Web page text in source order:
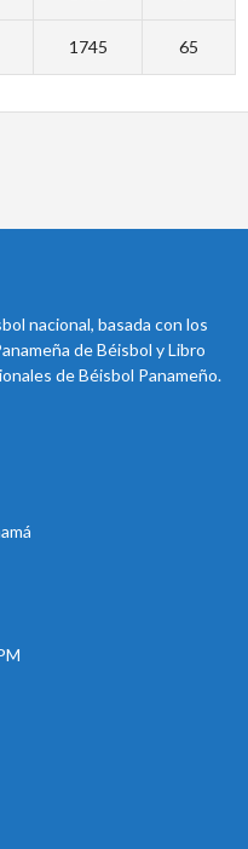
1745 65
nacional, basada con los
de Béisbol y Libro
de Béisbol Panameño.